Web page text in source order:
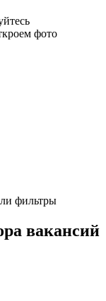
фото
фильтры
вакансий